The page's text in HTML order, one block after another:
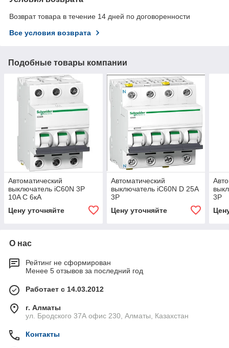
Возврат товара в течение 14 дней по договоренности
Все условия возврата
Подобные товары компании
Автоматический
выключатель iC60N 3P
10A C 6кА
Цену уточняйте
Автоматический
выключатель iC60N D 25A
3P
Цену уточняйте
3P
О нас
Рейтинг не сформирован
Менее 5 отзывов за последний год
Работает с 14.03.2012
г. Алматы
ул. Бродского 37А офис 230, Алматы, Казахстан
Контакты